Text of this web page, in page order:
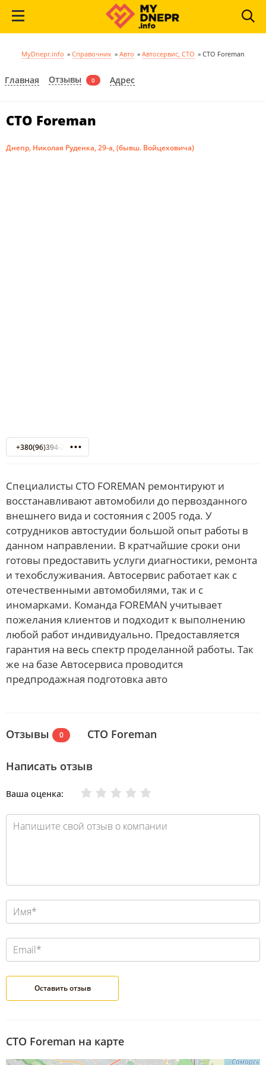
MyDnepr.info » Справочник » Авто » Автосервис, СТО » СТО Foreman
Главная Отзывы 0 Адрес
СТО Foreman
Днепр, Николая Руденка, 29-а, (бывш. Войцеховича)
+380(96)394-24-27
Специалисты СТО FOREMAN ремонтируют и
восстанавливают автомобили до первозданного
внешнего вида и состояния с 2005 года. У
сотрудников автостудии большой опыт работы в
данном направлении. В кратчайшие сроки они
готовы предоставить услуги диагностики, ремонта
и техобслуживания. Автосервис работает как с
отечественными автомобилями, так и с
иномарками. Команда FOREMAN учитывает
пожелания клиентов и подходит к выполнению
любой работ индивидуально. Предоставляется
гарантия на весь спектр проделанной работы. Так
же на базе Автосервиса проводится
предпродажная подготовка авто
Отзывы 0 СТО Foreman
Написать отзыв
Ваша оценка: Отлично
Хорошо
Нормально
Плохо
Очень плохо
СТО Foreman на карте